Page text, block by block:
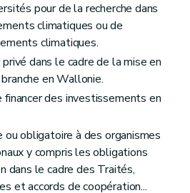
pour de la recherche dans
climatiques ou de
climatiques.
dans le cadre de la mise en
en Wallonie.
financer des investissements en
obligatoire à des organismes
y compris les obligations
dans le cadre des Traités,
et accords de coopération...